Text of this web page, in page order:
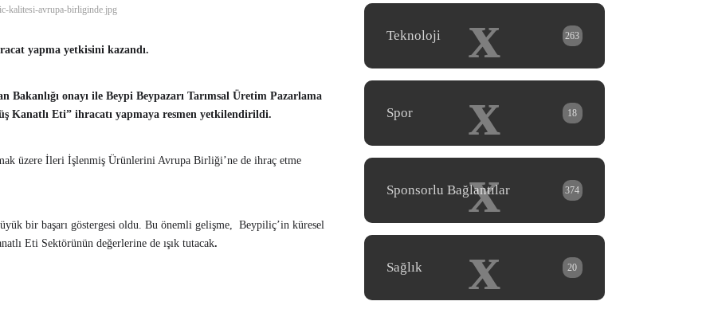
kalitesi-avrupa-birliginde.jpg
yapma yetkisini kazandı.
Bakanlığı onayı ile Beypi Beypazarı Tarımsal Üretim Pazarlama
Kanatlı Eti” ihracatı yapmaya resmen yetkilendirildi.
üzere İleri İşlenmiş Ürünlerini Avrupa Birliği’ne de ihraç etme
bir başarı göstergesi oldu. Bu önemli gelişme, Beypiliç’in küresel
Eti Sektörünün değerlerine de ışık tutacak.
x
Teknoloji 263
x
Spor 18
x
Sponsorlu Bağlantılar 374
x
Sağlık 20